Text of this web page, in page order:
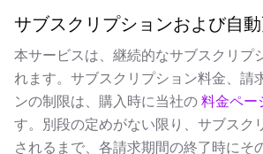
サブスクリプションおよび自
本サービスは、継続的なサブスクリプ
れます。サブスクリプション料金、請
ンの制限は、購入時に当社の料金ペー
す。別段の定めがない限り、サブスク
されるまで、各請求期間の終了時にそ